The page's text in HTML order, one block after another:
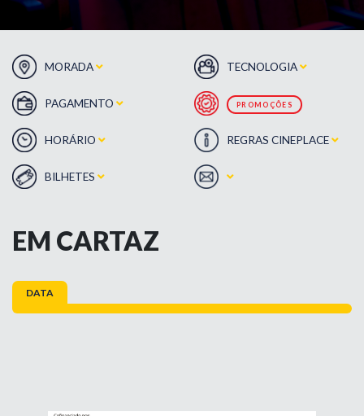
MORADA
PAGAMENTO
HORÁRIO
BILHETES
TECNOLOGIA
PROMOÇÕES
REGRAS CINEPLACE
EM CARTAZ
DATA